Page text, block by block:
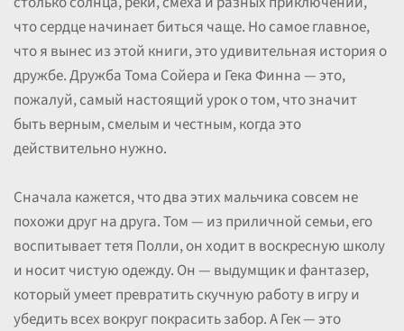
что сердце начинает биться чаще. Но самое главное,
что я вынес из этой книги, это удивительная история о
дружбе. Дружба Тома Сойера и Гека Финна — это,
пожалуй, самый настоящий урок о том, что значит
быть верным, смелым и честным, когда это
действительно нужно.
Сначала кажется, что два этих мальчика совсем не
похожи друг на друга. Том — из приличной семьи, его
воспитывает тетя Полли, он ходит в воскресную школу
и носит чистую одежду. Он — выдумщик и фантазер,
который умеет превратить скучную работу в игру и
убедить всех вокруг покрасить забор. А Гек — это